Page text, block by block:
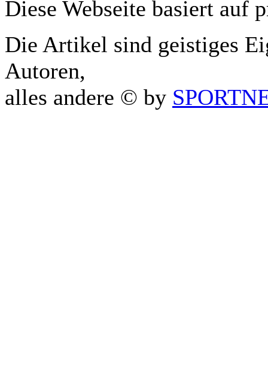
Diese Webseite basiert auf
Die Artikel sind geistiges
Autoren,
alles andere © by